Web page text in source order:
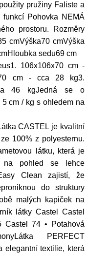
pružiny Faliste a
Pohovka NEMÁ
prostoru. Rozměry
cmVýška70 cmVýška
sedu69 cm
106x106x70 cm -
cm - cca 28 kg3.
46 kgJedná se o
cm / kg s ohledem na
CASTEL je kvalitní
100% z polyesternu.
látku, která je
pohled se lehce
Clean zajistí, že
do struktury
malých kapiček na
látky Castel Castel
74 • Potahová
PERFECT
elegantní textilie, která